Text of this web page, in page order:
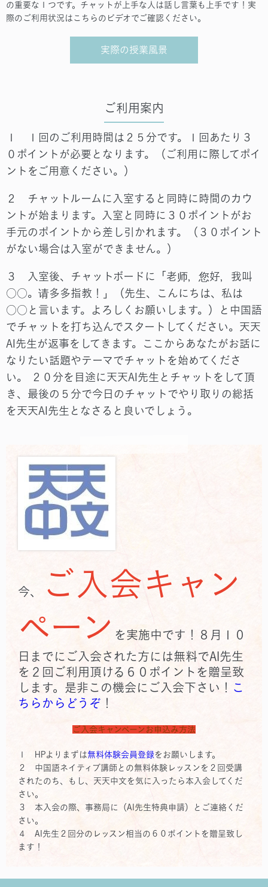
の重要な１つです。チャットが上手な人は話し言葉も上手です！実
際のご利用状況はこちらのビデオでご確認ください。
実際の授業風景
ご利用案内
１ １回のご利用時間は２５分です。１回あたり３
０ポイントが必要となります。（ご利用に際してポイ
ントをご用意ください。）
２ チャットルームに入室すると同時に時間のカウ
ントが始まります。入室と同時に３０ポイントがお
手元のポイントから差し引かれます。（３０ポイント
がない場合は入室ができません。）
３ 入室後、チャットボードに「老师，您好，我叫
○○。请多多指教！」（先生、こんにちは、私は
○○と言います。よろしくお願いします。）と中国語
でチャットを打ち込んでスタートしてください。天天
AI先生が返事をしてきます。ここからあなたがお話に
なりたい話題やテーマでチャットを始めてくださ
い。 ２０分を目途に天天AI先生とチャットをして頂
き、最後の５分で今日のチャットでやり取りの総括
を天天AI先生となさると良いでしょう。
今、
ご入会キャン
ペーン を実施中です！８月１０
日までにご入会された方には無料でAI先生
を２回ご利用頂ける６０ポイントを贈呈致
します。是非この機会にご入会下さい！ こ
ちらからどうぞ ！
ご入会キャンペーンお申込み方法
１ HPよりまずは無料体験会員登録をお願いします。
２ 中国語ネイティブ講師との無料体験レッスンを２回受講
されたのち、もし、天天中文を気に入ったら本入会してくだ
さい。
３ 本入会の際、事務局に（AI先生特典申請）とご連絡くだ
さい。
４ AI先生２回分のレッスン相当の６０ポイントを贈呈致し
ます！